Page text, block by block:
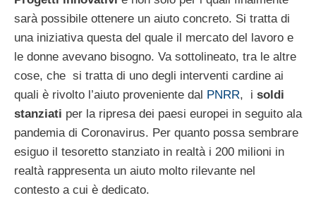
sarà possibile ottenere un aiuto concreto. Si tratta di
una iniziativa questa del quale il mercato del lavoro e
le donne avevano bisogno. Va sottolineato, tra le altre
cose, che si tratta di uno degli interventi cardine ai
quali è rivolto l’aiuto proveniente dal PNRR, i soldi
stanziati per la ripresa dei paesi europei in seguito ala
pandemia di Coronavirus. Per quanto possa sembrare
esiguo il tesoretto stanziato in realtà i 200 milioni in
realtà rappresenta un aiuto molto rilevante nel
contesto a cui è dedicato.